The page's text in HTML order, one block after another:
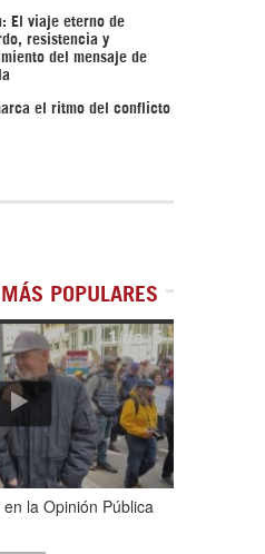
El viaje eterno de
resistencia y
del mensaje de
el ritmo del conflicto
MÁS POPULARES
1de5
la Opinión Pública